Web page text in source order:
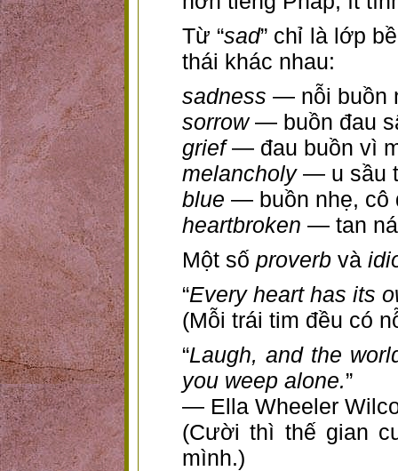
Từ “sad” chỉ là lớp
thái khác nhau:
sadness — nỗi buồn
sorrow— buồn đau
grief— đau buồn vì
melancholy— u sầu
blue — buồn nhẹ, cô
heartbroken — tan
Một số proverbvà
“Every heart has its
(Mỗi trái tim đều có
“Laugh, and the
you weep alone.”
— Ella Wheeler
(Cười thì thế gian
mình.)